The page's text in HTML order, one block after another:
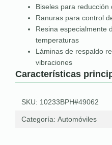
Biseles para
Ranuras para control
Resina especialmente
temperaturas
Láminas de respaldo
vibraciones
Características
SKU: 10233BPH#49062
Categoría: Automóviles